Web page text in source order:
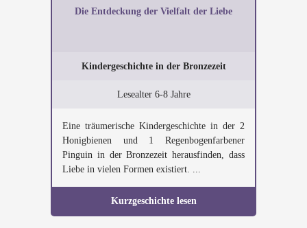
Die Entdeckung der Vielfalt der Liebe
Kindergeschichte in der Bronzezeit
Lesealter 6-8 Jahre
Eine träumerische Kindergeschichte in der 2
Honigbienen und 1 Regenbogenfarbener
Pinguin in der Bronzezeit herausfinden, dass
Liebe in vielen Formen existiert. ...
Kurzgeschichte lesen